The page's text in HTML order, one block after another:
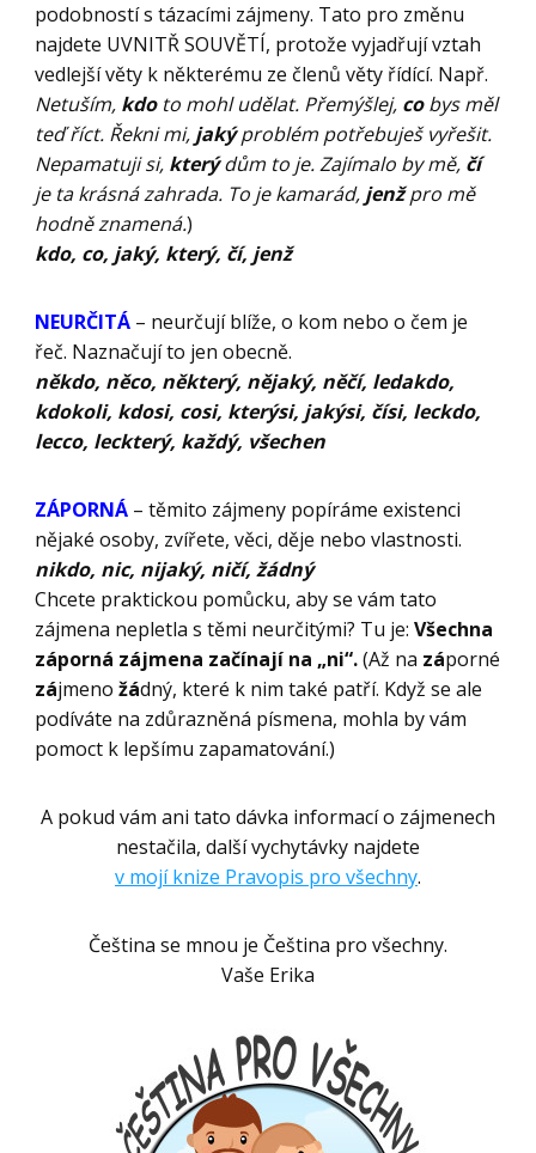
podobností s tázacími zájmeny. Tato pro změnu
najdete UVNITŘ SOUVĚTÍ, protože vyjadřují vztah
vedlejší věty k některému ze členů věty řídící. Např.
Netuším, kdoto mohl udělat. Přemýšlej, cobys měl
teď říct. Řekni mi, jakýproblém potřebuješ vyřešit.
Nepamatuji si, kterýdům to je. Zajímalo by mě, čí
je ta krásná zahrada. To je kamarád, jenžpro mě
hodně znamená.)
kdo, co, jaký, který, čí, jenž
NEURČITÁ – neurčují blíže, o kom nebo o čem je
řeč. Naznačují to jen obecně.
někdo, něco, některý, nějaký, něčí, ledakdo,
kdokoli, kdosi, cosi, kterýsi, jakýsi, čísi, leckdo,
lecco, leckterý, každý, všechen
ZÁPORNÁ – těmito zájmeny popíráme existenci
nějaké osoby, zvířete, věci, děje nebo vlastnosti.
nikdo, nic, nijaký, ničí, žádný
Chcete praktickou pomůcku, aby se vám tato
zájmena nepletla s těmi neurčitými? Tu je:Všechna
záporná zájmena začínají na „ni“.(Až na záporné
zájmenožádný, které k nim také patří. Když se ale
podíváte na zdůrazněná písmena, mohla by vám
pomoct k lepšímu zapamatování.)
A pokud vám ani tato dávka informací o zájmenech
nestačila, další vychytávky najdete
v mojí knize Pravopis pro všechny.
Čeština se mnou je Čeština pro všechny.
Vaše Erika